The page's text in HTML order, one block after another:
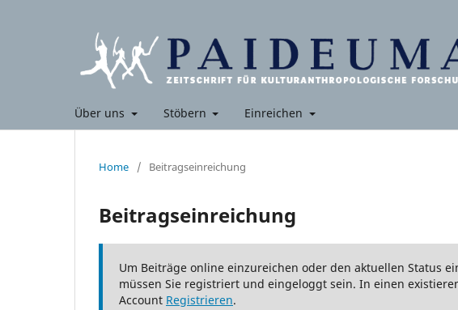
Über uns Stöbern Einreichen
Home / Beitragseinreichung
Beitragseinreichung
Um Beiträge online einzureichen oder den aktuellen Status
müssen Sie registriert und eingeloggt sein. In einen
Account Registrieren.